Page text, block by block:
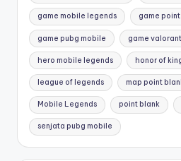
game mobile legends game
game pubg mobile game valorant
hero mobile legends honor of
league of legends map point
Mobile Legends point blank
senjata pubg mobile